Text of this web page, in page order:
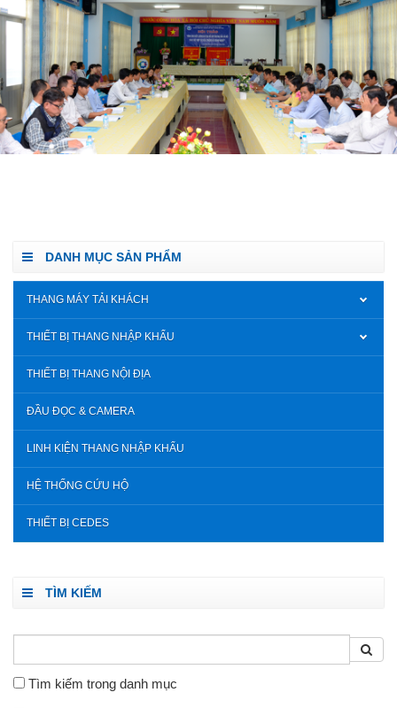
DANH MỤC SẢN PHẨM
THANG MÁY TẢI KHÁCH
THIẾT BỊ THANG NHẬP KHẨU
THIẾT BỊ THANG NỘI ĐỊA
ĐẦU ĐỌC & CAMERA
LINH KIỆN THANG NHẬP KHẨU
HỆ THỐNG CỨU HỘ
THIẾT BỊ CEDES
TÌM KIẾM
Tìm kiếm trong danh mục